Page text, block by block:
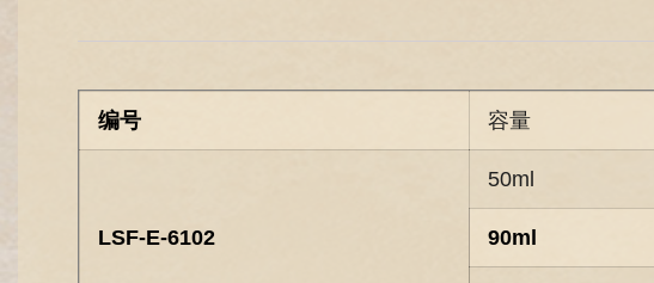
编号 容量
LSF-E-6102
50ml
90ml